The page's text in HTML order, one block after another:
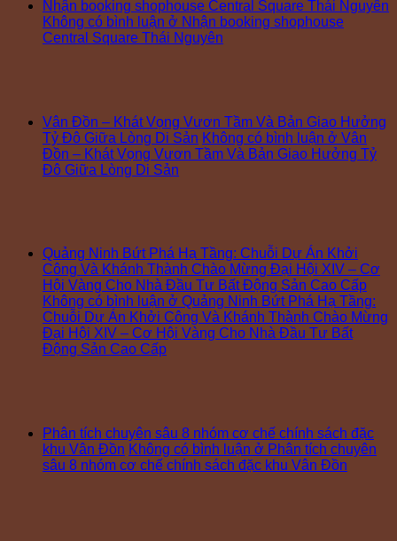
Nhận booking shophouse Central Square Thái Nguyên
Không có bình luận ở Nhận booking shophouse
Central Square Thái Nguyên
Vân Đồn – Khát Vọng Vươn Tầm Và Bản Giao Hưởng
Tỷ Đô Giữa Lòng Di Sản Không có bình luận ở Vân
Đồn – Khát Vọng Vươn Tầm Và Bản Giao Hưởng Tỷ
Đô Giữa Lòng Di Sản
Quảng Ninh Bứt Phá Hạ Tầng: Chuỗi Dự Án Khởi
Công Và Khánh Thành Chào Mừng Đại Hội XIV – Cơ
Hội Vàng Cho Nhà Đầu Tư Bất Động Sản Cao Cấp
Không có bình luận ở Quảng Ninh Bứt Phá Hạ Tầng:
Chuỗi Dự Án Khởi Công Và Khánh Thành Chào Mừng
Đại Hội XIV – Cơ Hội Vàng Cho Nhà Đầu Tư Bất
Động Sản Cao Cấp
Phân tích chuyên sâu 8 nhóm cơ chế chính sách đặc
khu Vân Đồn Không có bình luận ở Phân tích chuyên
sâu 8 nhóm cơ chế chính sách đặc khu Vân Đồn